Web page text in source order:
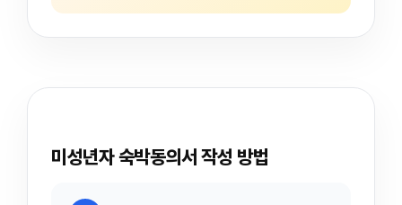
미성년자 숙박동의서 작성 방법